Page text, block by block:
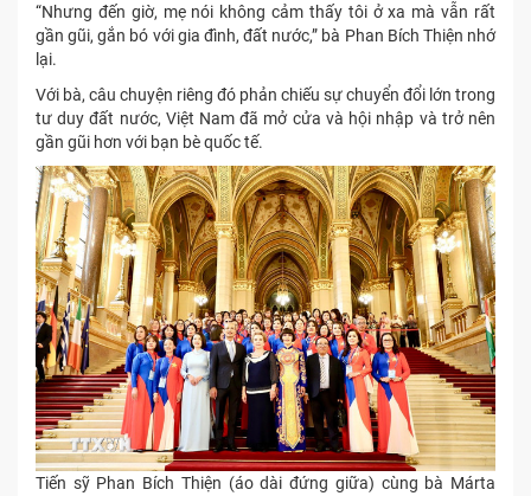
“Nhưng đến giờ, mẹ nói không cảm thấy tôi ở xa mà vẫn rất
gần gũi, gắn bó với gia đình, đất nước,” bà Phan Bích Thiện nhớ
lại.
Với bà, câu chuyện riêng đó phản chiếu sự chuyển đổi lớn trong
tư duy đất nước, Việt Nam đã mở cửa và hội nhập và trở nên
gần gũi hơn với bạn bè quốc tế.
Tiến sỹ Phan Bích Thiện (áo dài đứng giữa) cùng bà Márta